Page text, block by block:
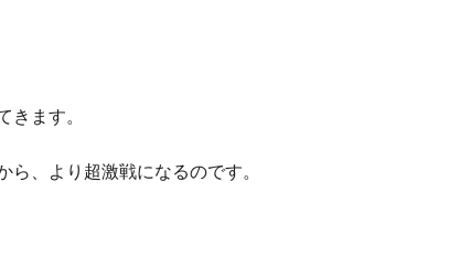
きます。
、より超激戦になるのです。